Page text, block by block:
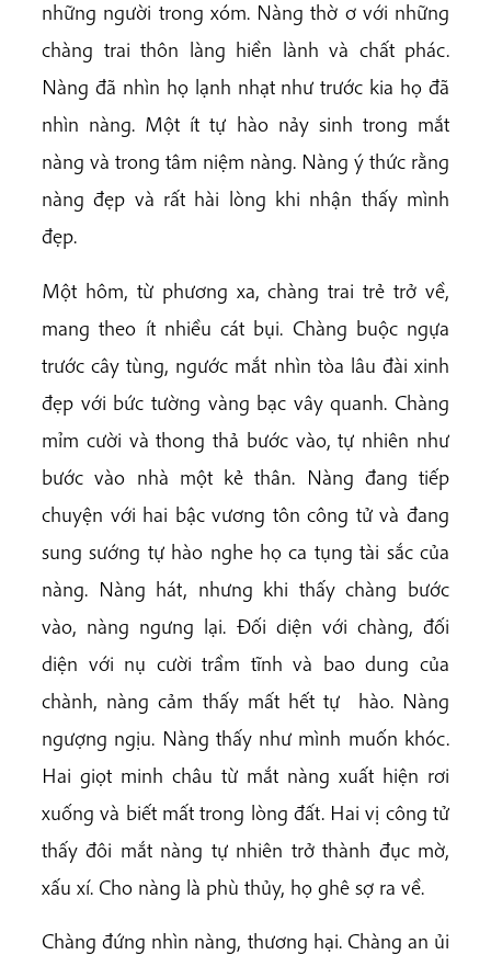
những người trong xóm. Nàng thờ ơ với những
chàng trai thôn làng hiền lành và chất phác.
Nàng đã nhìn họ lạnh nhạt như trước kia họ đã
nhìn nàng. Một ít tự hào nảy sinh trong mắt
nàng và trong tâm niệm nàng. Nàng ý thức rằng
nàng đẹp và rất hài lòng khi nhận thấy mình
đẹp.
Một hôm, từ phương xa, chàng trai trẻ trở về,
mang theo ít nhiều cát bụi. Chàng buộc ngựa
trước cây tùng, ngước mắt nhìn tòa lâu đài xinh
đẹp với bức tường vàng bạc vây quanh. Chàng
mỉm cười và thong thả bước vào, tự nhiên như
bước vào nhà một kẻ thân. Nàng đang tiếp
chuyện với hai bậc vương tôn công tử và đang
sung sướng tự hào nghe họ ca tụng tài sắc của
nàng. Nàng hát, nhưng khi thấy chàng bước
vào, nàng ngưng lại. Đối diện với chàng, đối
diện với nụ cười trầm tĩnh và bao dung của
chành, nàng cảm thấy mất hết tự hào. Nàng
ngượng ngịu. Nàng thấy như mình muốn khóc.
Hai giọt minh châu từ mắt nàng xuất hiện rơi
xuống và biết mất trong lòng đất. Hai vị công tử
thấy đôi mắt nàng tự nhiên trở thành đục mờ,
xấu xí. Cho nàng là phù thủy, họ ghê sợ ra về.
Chàng đứng nhìn nàng, thương hại. Chàng an ủi